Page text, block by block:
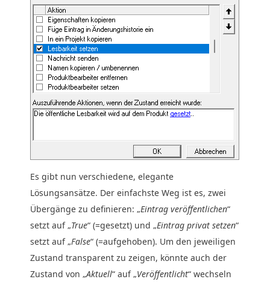
Es gibt nun verschiedene, elegante
Lösungsansätze. Der einfachste Weg ist es, zwei
Übergänge zu definieren: „Eintrag veröffentlichen“
setzt auf „True“ (=gesetzt) und „Eintrag privat setzen“
setzt auf „False“ (=aufgehoben). Um den jeweiligen
Zustand transparent zu zeigen, könnte auch der
Zustand von „Aktuell“ auf „Veröffentlicht“ wechseln